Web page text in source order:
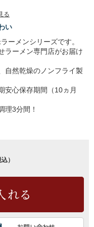
る
い
ーメンシリーズです。
ラーメン専門店がお届け
自然乾燥のノンフライ製
安心保存期間（10ヵ月
理3分間！
込）